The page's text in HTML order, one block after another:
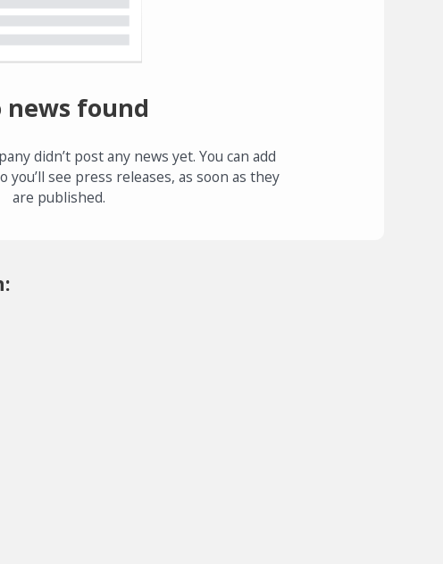
news found
didn’t post any news yet. You can add
see press releases, as soon as they
are published.